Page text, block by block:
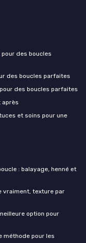
des boucles
des boucles parfaites
des boucles parfaites
après
et soins pour une
: balayage, henné et
vraiment, texture par
option pour
méthode pour les